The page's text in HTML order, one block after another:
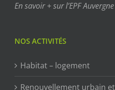
En savoir + sur l’EPF Auvergne
NOS ACTIVITÉS
Habitat – logement
Renouvellement urbain